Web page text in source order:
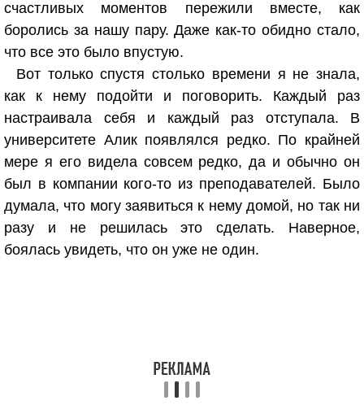
счастливых моментов пережили вместе, как
боролись за нашу пару. Даже как-то обидно стало,
что все это было впустую.
Вот только спустя столько времени я не знала,
как к нему подойти и поговорить. Каждый раз
настраивала себя и каждый раз отступала. В
университете Алик появлялся редко. По крайней
мере я его видела совсем редко, да и обычно он
был в компании кого-то из преподавателей. Было
думала, что могу заявиться к нему домой, но так ни
разу и не решилась это сделать. Наверное,
боялась увидеть, что он уже не один.